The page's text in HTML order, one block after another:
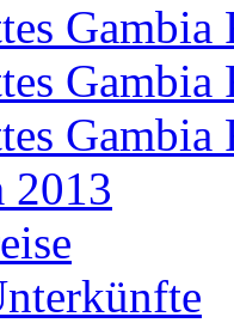
Gambia
Gambia
Gambia
2013